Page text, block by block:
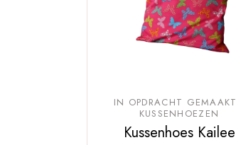
IN OPDRACHT GEMAAKT
KUSSENHOEZEN
Kussenhoes Kailee